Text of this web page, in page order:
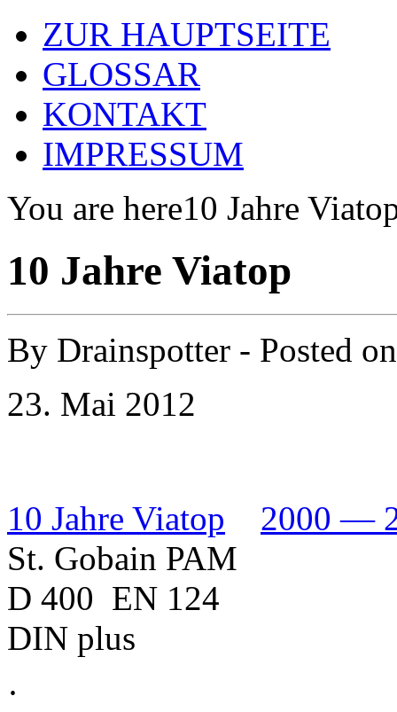
ZUR HAUPTSEITE
GLOSSAR
KONTAKT
IMPRESSUM
You are here10 Jahre
10 Jahre Viatop
By Drainspotter - Posted
23. Mai 2012
10 Jahre Viatop
2000 —
St. Gobain PAM
D 400 EN 124
DIN plus
·